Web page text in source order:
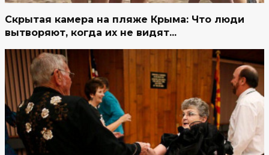
Скрытая камера на пляже Крыма: Что люди
вытворяют, когда их не видят...